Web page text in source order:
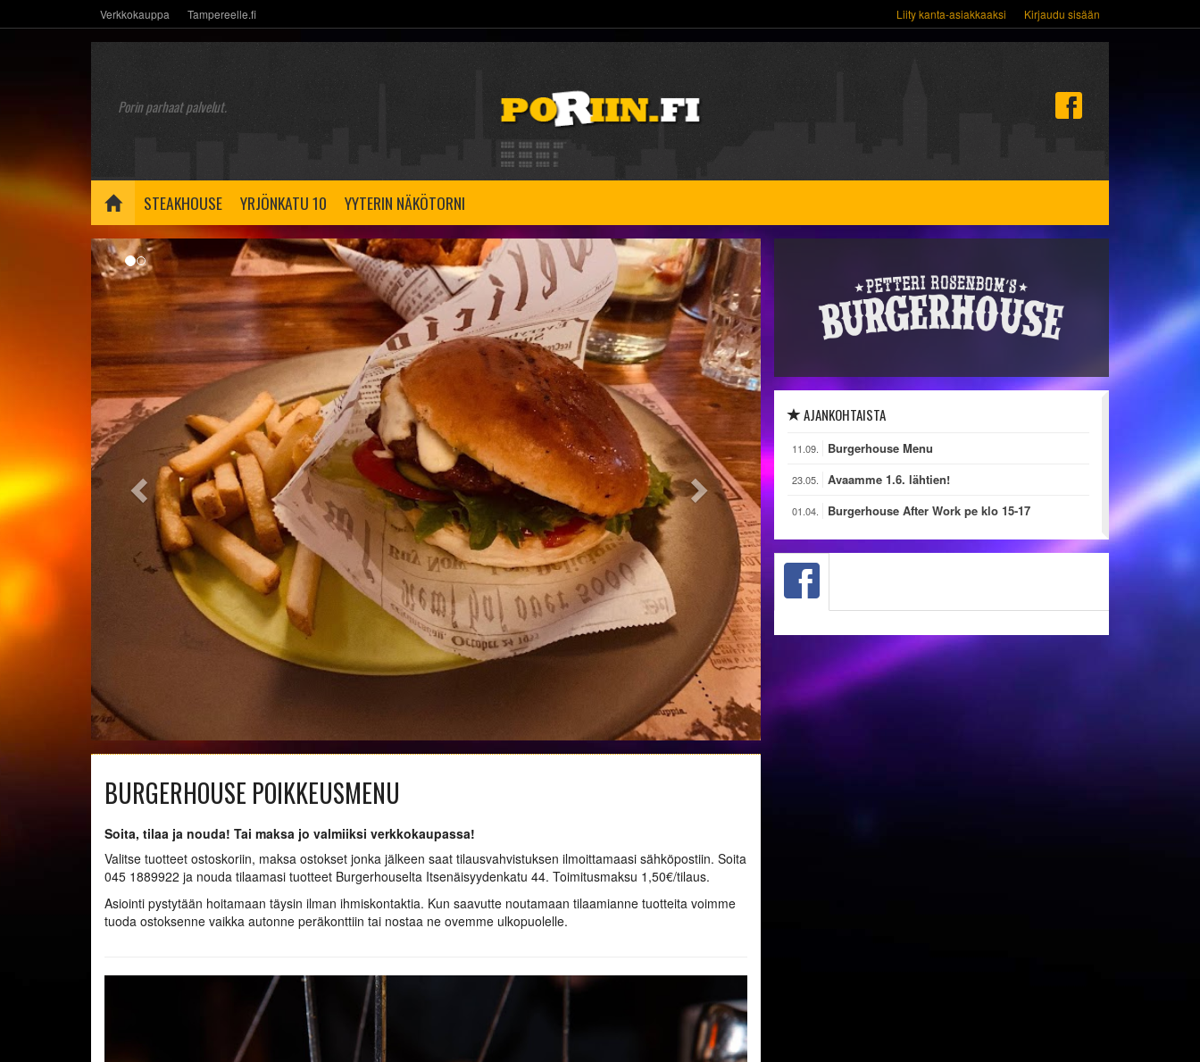
Verkkokauppa Tampereelle.fi Liity kanta-asiakkaaksi Kirjaudu sisään
Porin parhaat palvelut.
STEAKHOUSE YRJÖNKATU 10 YYTERIN NÄKÖTORNI
BURGERHOUSE POIKKEUSMENU
Soita, tilaa ja nouda! Tai maksa jo valmiiksi verkkokaupassa!
Valitse tuotteet ostoskoriin, maksa ostokset jonka jälkeen saat tilausvahvistuksen ilmoittamaasi sähköpostiin. Soita
045 1889922 ja nouda tilaamasi tuotteet Burgerhouselta Itsenäisyydenkatu 44. Toimitusmaksu 1,50€/tilaus.
Asiointi pystytään hoitamaan täysin ilman ihmiskontaktia. Kun saavutte noutamaan tilaamianne tuotteita voimme
tuoda ostoksenne vaikka autonne peräkonttiin tai nostaa ne ovemme ulkopuolelle.
AJANKOHTAISTA
11.09. Burgerhouse Menu
23.05. Avaamme 1.6. lähtien!
01.04. Burgerhouse After Work pe klo 15-17